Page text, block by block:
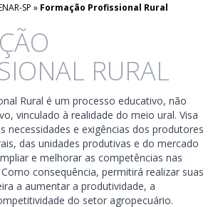
SP » Formação Profissional Rural
RURAL
Rural é um processo educativo, não
vinculado à realidade do meio ural. Visa
necessidades e exigências dos produtores
das unidades produtivas e do mercado
e melhorar as competências nas
consequência, permitirá realizar suas
a aumentar a produtividade, a
do setor agropecuário.